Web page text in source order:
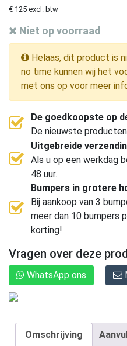
€ 125 excl. btw
Niet op voorraad
Helaas, dit product is
no time kunnen wij het
met ons op voor meer
De goedkoopste op
De nieuwste
Uitgebreide
Als u op een werkdag
48 uur.
Bumpers in grotere
Bij aankoop van 3
meer dan 10 bumpers
korting!
Vragen over deze
WhatsApp ons
Omschrijving